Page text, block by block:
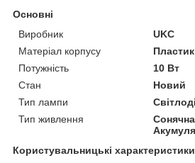
Основні
Виробник
UKC
Матеріал корпусу
Пластик
Потужність
10 Вт
Стан
Новий
Тип лампи
Тип живлення
Користувальницькі характеристики